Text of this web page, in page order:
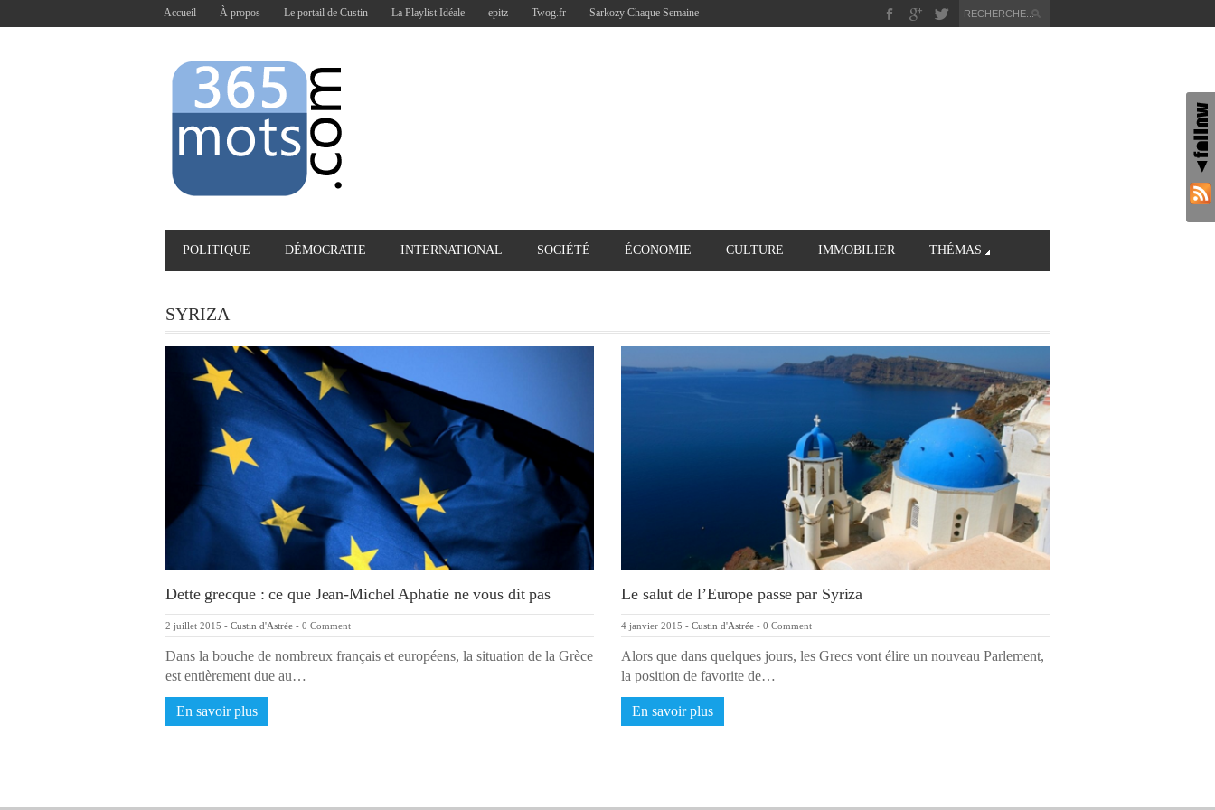
Accueil À propos Le portail de Custin La Playlist Idéale epitz Twog.fr Sarkozy Chaque Semaine
POLITIQUE DÉMOCRATIE INTERNATIONAL SOCIÉTÉ ÉCONOMIE CULTURE IMMOBILIER THÉMAS
SYRIZA
Dette grecque : ce que Jean-Michel Aphatie ne vous dit pas
2 juillet 2015 - Custin d'Astrée - 0 Comment
Dans la bouche de nombreux français et européens, la situation de la Grèce
est entièrement due au…
En savoir plus
Le salut de l’Europe passe par Syriza
4 janvier 2015 - Custin d'Astrée - 0 Comment
Alors que dans quelques jours, les Grecs vont élire un nouveau Parlement,
la position de favorite de…
En savoir plus